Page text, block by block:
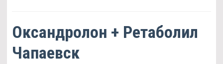
Оксандролон + Ретаболил
Чапаевск